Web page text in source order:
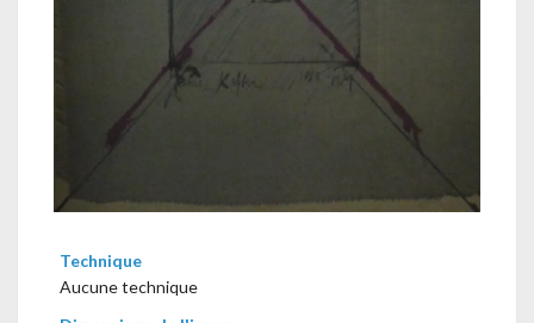
Technique
Aucune technique